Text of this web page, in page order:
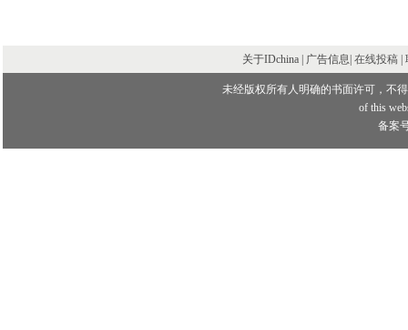
关于IDchina | 广告信息| 在线投稿
未经版权所有人明确的书面许可，不
of this
备案